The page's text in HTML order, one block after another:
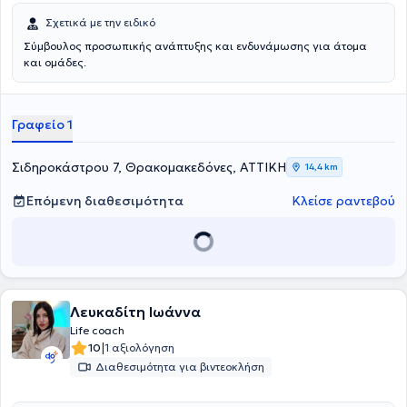
ευεξίας, προσωπικής ανάπτυξης και εισηγητής σεμιναρίων-
εκπαιδεύσεων.
Σχετικά με την ειδικό
Σύμβουλος προσωπικής ανάπτυξης και ενδυνάμωσης για άτομα
και ομάδες.
Γραφείο 1
Σιδηροκάστρου 7, Θρακομακεδόνες, ΑΤΤΙΚΗ 14,4 km
Επόμενη διαθεσιμότητα Κλείσε ραντεβού
Λευκαδίτη Ιωάννα
Life coach
10|1 αξιολόγηση
Διαθεσιμότητα για βιντεοκλήση